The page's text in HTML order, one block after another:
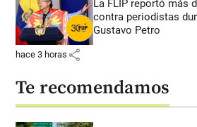
La FLIP reportó más
contra periodistas
Gustavo Petro
hace 3 horas share
Te recomendamos